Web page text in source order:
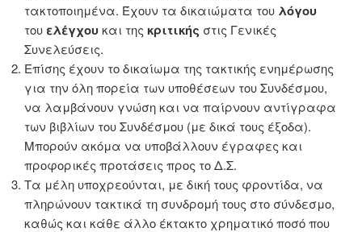
τακτοποιημένα. Έχουν τα δικαιώματα του λόγου
του ελέγχουκαι της κριτικής στις Γενικές
Συνελεύσεις.
Επίσης έχουν το δικαίωμα της τακτικής ενημέρωσης
για την όλη πορεία των υποθέσεων του Συνδέσμου,
να λαμβάνουν γνώση και να παίρνουν αντίγραφα
των βιβλίων του Συνδέσμου (με δικά τους έξοδα).
Μπορούν ακόμα να υποβάλλουν έγραφες και
προφορικές προτάσεις προς το Δ.Σ.
Τα μέλη υποχρεούνται, με δική τους φροντίδα, να
πληρώνουν τακτικά τη συνδρομή τους στο σύνδεσμο,
καθώς και κάθε άλλο έκτακτο χρηματικό ποσό που